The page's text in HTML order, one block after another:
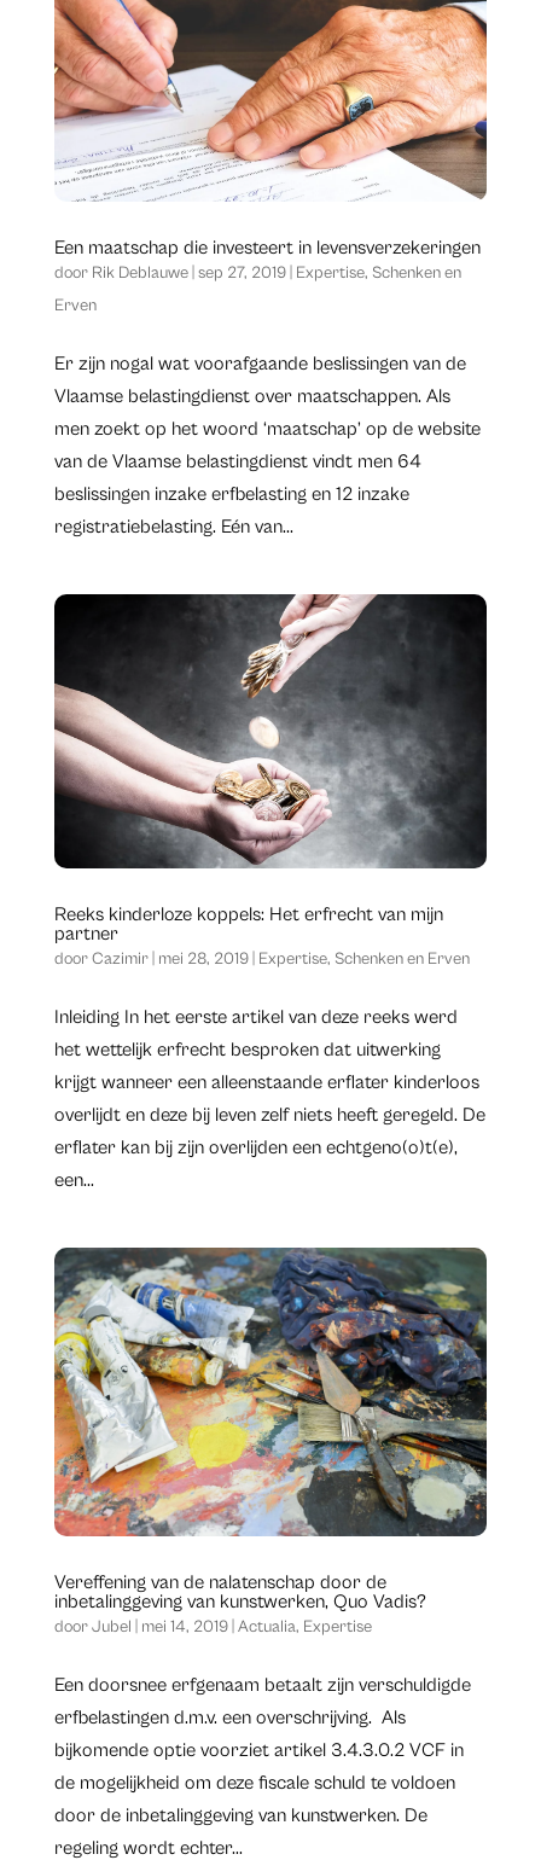
Een maatschap die investeert in levensverzekeringen
door Rik Deblauwe| sep 27, 2019| Expertise, Schenken en
Erven
Er zijn nogal wat voorafgaande beslissingen van de
Vlaamse belastingdienst over maatschappen. Als
men zoekt op het woord ‘maatschap’ op de website
van de Vlaamse belastingdienst vindt men 64
beslissingen inzake erfbelasting en 12 inzake
registratiebelasting. Eén van...
Reeks kinderloze koppels: Het erfrecht van mijn
partner
doorCazimir| mei 28, 2019| Expertise, Schenken en Erven
Inleiding In het eerste artikel van deze reeks werd
het wettelijk erfrecht besproken dat uitwerking
krijgt wanneer een alleenstaande erflater kinderloos
overlijdt en deze bij leven zelf niets heeft geregeld. De
erflater kan bij zijn overlijden een echtgeno(o)t(e),
een...
Vereffening van de nalatenschap door de
inbetalinggeving van kunstwerken, Quo Vadis?
doorJubel mei 14, 2019| Actualia, Expertise
Een doorsnee erfgenaam betaalt zijn verschuldigde
erfbelastingen d.m.v. een overschrijving. Als
bijkomende optie voorziet artikel 3.4.3.0.2 VCF in
de mogelijkheid om deze fiscale schuld te voldoen
door de inbetalinggeving van kunstwerken. De
regeling wordt echter...